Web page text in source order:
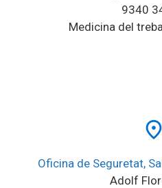
9340
Medicina del
place
Oficina de Seguretat,
Adolf